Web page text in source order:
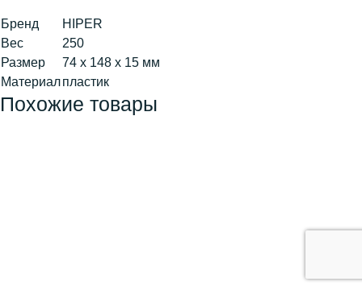
Бренд
HIPER
Вес
250
Размер
74 х 148 х 15 мм
Материалпластик
Похожие товары